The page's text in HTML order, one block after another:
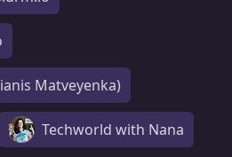
Matveyenka)
Techworld with Nana